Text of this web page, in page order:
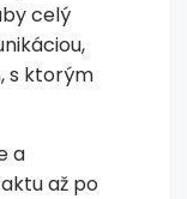
celý
s ktorým
a
až po